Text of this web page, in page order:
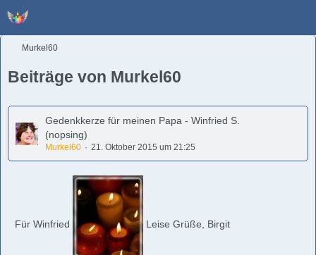
Murkel60
Beiträge von Murkel60
Gedenkkerze für meinen Papa - Winfried S.
(nopsing)
Murkel60 21. Oktober 2015 um 21:25
Für Winfried Leise Grüße, Birgit